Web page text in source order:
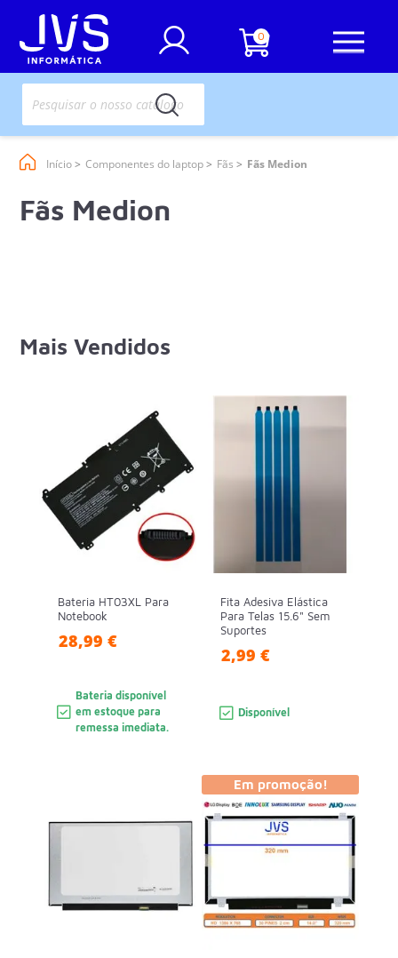
0
Início Componentes do laptop Fãs Fãs Medion
Fãs Medion
Mais Vendidos
Bateria HT03XL Para
Notebook
28,99 €
Bateria disponível
em estoque para
remessa imediata.
Fita Adesiva Elástica
Para Telas 15.6" Sem
Suportes
2,99 €
Disponível
Em promoção!